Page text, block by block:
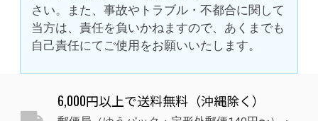
さい。また、事故やトラブル・不都合に関して
当方は、責任を負いかねますので、あくまでも
自己責任にてご使用をお願いいたします。
6,000円以上で送料無料（沖縄除く）